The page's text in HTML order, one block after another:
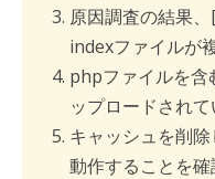
原因調査の結果
indexファイルが
phpファイルを含
ップロードされ
キャッシュを削
動作することを確